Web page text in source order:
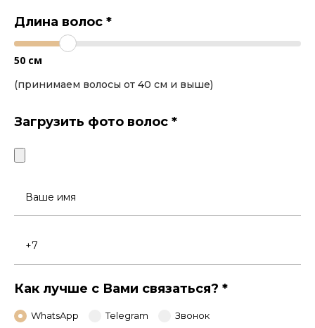
Длина волос *
50 см
(принимаем волосы от 40 см и выше)
Загрузить фото волос *
Ваше
имя
Номер
телефона
Как лучше с Вами связаться? *
WhatsApp Telegram Звонок